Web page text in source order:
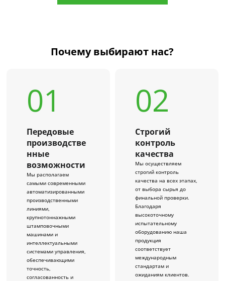
Почему выбирают нас?
01
Передовые
производстве
нные
возможности
Мы располагаем
самыми современными
автоматизированными
производственными
линиями,
крупнотоннажными
штамповочными
машинами и
интеллектуальными
системами управления,
обеспечивающими
точность,
согласованность и
02
Строгий
контроль
качества
Мы осуществляем
строгий контроль
качества на всех этапах,
от выбора сырья до
финальной проверки.
Благодаря
высокоточному
испытательному
оборудованию наша
продукция
соответствует
международным
стандартам и
ожиданиям клиентов.